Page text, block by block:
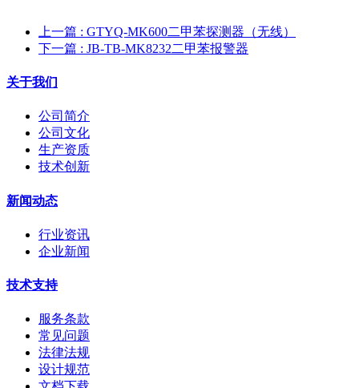
上一篇 : GTYQ-MK600二甲苯探测器（无线）
下一篇 : JB-TB-MK8232二甲苯报警器
关于我们
公司简介
公司文化
生产资质
技术创新
新闻动态
行业资讯
企业新闻
技术支持
服务条款
常见问题
法律法规
设计规范